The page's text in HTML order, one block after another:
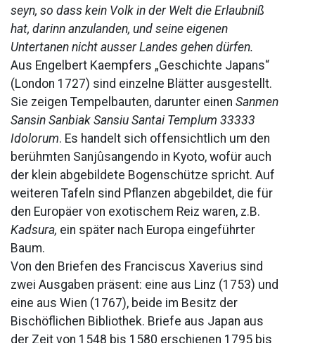
seyn, so dass kein Volk in der Welt die Erlaubniß
hat, darinn anzulanden, und seine eigenen
Untertanen nicht ausser Landes gehen dürfen.
Aus Engelbert Kaempfers „Geschichte Japans“
(London 1727) sind einzelne Blätter ausgestellt.
Sie zeigen Tempelbauten, darunter einen Sanmen
Sansin Sanbiak Sansiu Santai Templum 33333
Idolorum. Es handelt sich offensichtlich um den
berühmten Sanjûsangendo in Kyoto, wofür auch
der klein abgebildete Bogenschütze spricht. Auf
weiteren Tafeln sind Pflanzen abgebildet, die für
den Europäer von exotischem Reiz waren, z.B.
Kadsura, ein später nach Europa eingeführter
Baum.
Von den Briefen des Franciscus Xaverius sind
zwei Ausgaben präsent: eine aus Linz (1753) und
eine aus Wien (1767), beide im Besitz der
Bischöflichen Bibliothek. Briefe aus Japan aus
der Zeit von 1548 bis 1580 erschienen 1795 bis